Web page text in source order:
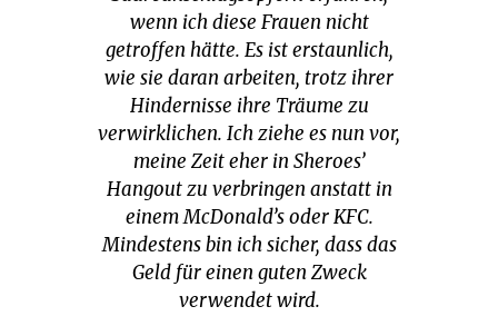
wenn ich diese Frauen nicht
getroffen hätte. Es ist erstaunlich,
wie sie daran arbeiten, trotz ihrer
Hindernisse ihre Träume zu
verwirklichen. Ich ziehe es nun vor,
meine Zeit eher in Sheroes’
Hangout zu verbringen anstatt in
einem McDonald’s oder KFC.
Mindestens bin ich sicher, dass das
Geld für einen guten Zweck
verwendet wird.